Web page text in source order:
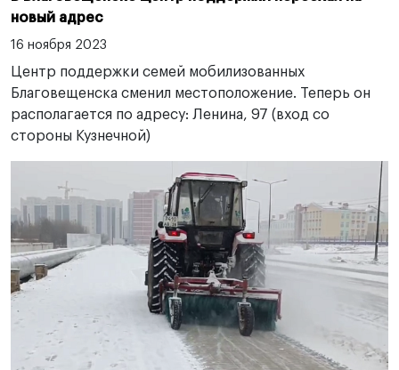
новый адрес
16 ноября 2023
Центр поддержки семей мобилизованных
Благовещенска сменил местоположение. Теперь он
располагается по адресу: Ленина, 97 (вход со
стороны Кузнечной)